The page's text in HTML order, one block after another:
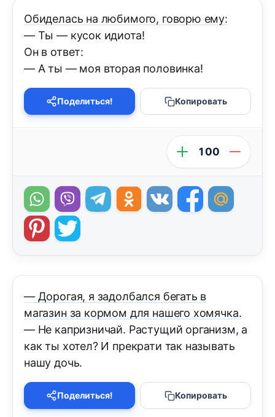
Обиделась на любимого, говорю ему:
— Ты — кусок идиота!
Он в ответ:
— А ты — моя вторая половинка!
Поделиться! Копировать
100
— Дорогая, я задолбался бегать в
магазин за кормом для нашего хомячка.
— Не капризничай. Растущий организм, а
как ты хотел? И прекрати так называть
нашу дочь.
Поделиться! Копировать